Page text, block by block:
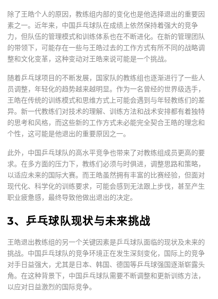
除了王皓个人的原因，教练组内部的变化也是他选择退出的重要因
素之一。近年来，中国乒乓球队在成绩上依然保持着强大的竞争
力，但队伍的管理模式和训练体系也在不断进化。在新的管理团队
的带领下，可能存在一些与王皓过去的工作方式有所不同的战略调
整和文化变革，这种变动对王皓来说可能是一个挑战。
随着乒乓球项目的不断发展，国家队的教练组也逐渐进行了一些人
员调整，年轻化的趋势越来越明显。作为一名曾经的世界级选手，
王皓在传统的训练模式和思维方式上可能会遇到与年轻教练们的差
异。新一代教练们对技术的理解、训练方法和战术安排都有着独特
的思考和风格，而这些新的工作方式未必能完全契合王皓的理念和
个性，这可能是他退出的重要原因之一。
此外，中国乒乓球队的高水平竞争也带来了对教练组成员更高的要
求。在多方面的压力下，教练们必须与时俱进，调整思路和策略，
以适应未来的国际大赛。而王皓虽然拥有丰富的比赛经验，但面对
现代化、科学化的训练要求，可能会感到无法跟上步伐，甚至产生
职业疲惫感，最终导致他做出退出的决定。
3、乒乓球队现状与未来挑战
王皓退出教练组的另一个关键因素是乒乓球队面临的现状及未来的
挑战。中国乒乓球队的竞争环境正在发生深刻变化，国际上的竞争
对手日益强大，尤其是日本、韩国、德国等乒乓球强国逐渐崭露头
角。在这种背景下，中国乒乓球队需要不断调整和更新训练方法，
以应对日益激烈的国际竞争。